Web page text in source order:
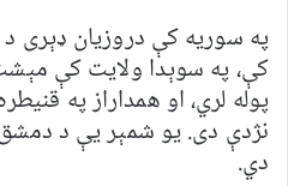
په سوریه کې دروزیان ډېری
کې، په سوېدا ولایت کې
پوله لري، او همداراز په
نژدې دی. یو شمېر یې د
دي.